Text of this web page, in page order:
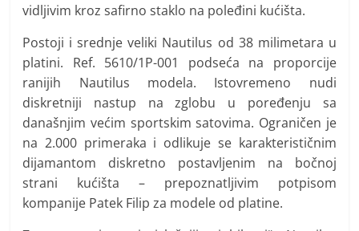
vidljivim kroz safirno staklo na poleđini kućišta.
Postoji i srednje veliki Nautilus od 38 milimetara u
platini. Ref. 5610/1P-001 podseća na proporcije
ranijih Nautilus modela. Istovremeno nudi
diskretniji nastup na zglobu u poređenju sa
današnjim većim sportskim satovima. Ograničen je
na 2.000 primeraka i odlikuje se karakterističnim
dijamantom diskretno postavljenim na bočnoj
strani kućišta – prepoznatljivim potpisom
kompanije Patek Filip za modele od platine.